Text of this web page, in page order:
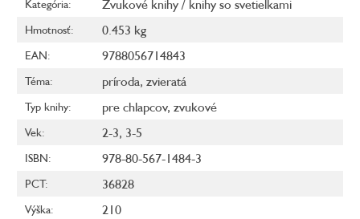
Kategória: Zvukové knihy / knihy so svetielkami
Hmotnosť: 0.453 kg
EAN: 9788056714843
Téma: príroda, zvieratá
Typ knihy: pre chlapcov, zvukové
Vek: 2-3, 3-5
ISBN: 978-80-567-1484-3
PCT: 36828
Výška: 210